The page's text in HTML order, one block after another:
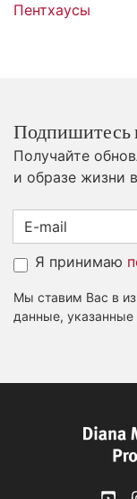
Пентхаусы
Подпишитесь
Получайте
и образе жизни
Я принимаю
Мы ставим Вас в
данные, указанные